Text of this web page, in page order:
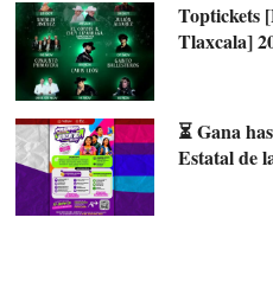
Toptickets
Tlaxcala]
⏳ Gana
Estatal de